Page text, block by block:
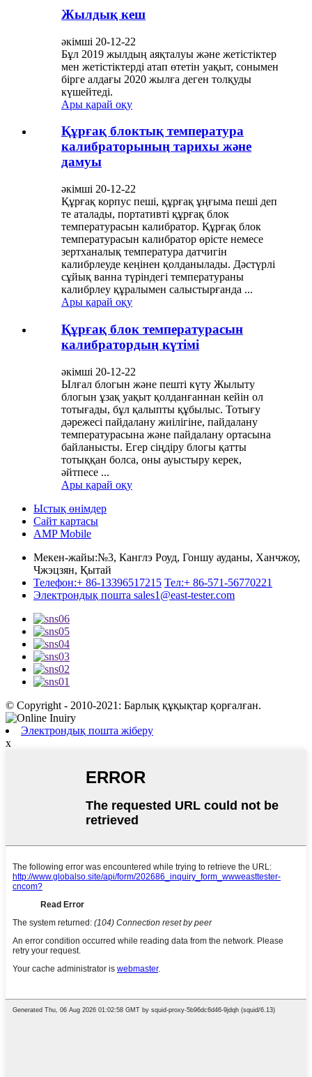
Жылдық кеш
әкімші 20-12-22
Бұл 2019 жылдың аяқталуы және жетістіктер
мен жетістіктерді атап өтетін уақыт, сонымен
бірге алдағы 2020 жылға деген толқуды
күшейтеді.
Ары қарай оқу
Құрғақ блоктық температура
калибраторының тарихы және
дамуы
әкімші 20-12-22
Құрғақ корпус пеші, құрғақ ұңғыма пеші деп
те аталады, портативті құрғақ блок
температурасын калибратор. Құрғақ блок
температурасын калибратор өрісте немесе
зертханалық температура датчигін
калибрлеуде кеңінен қолданылады. Дәстүрлі
сұйық ванна түріндегі температураны
калибрлеу құралымен салыстырғанда ...
Ары қарай оқу
Құрғақ блок температурасын
калибратордың күтімі
әкімші 20-12-22
Ылғал блогын және пешті күту Жылыту
блогын ұзақ уақыт қолданғаннан кейін ол
тотығады, бұл қалыпты құбылыс. Тотығу
дәрежесі пайдалану жиілігіне, пайдалану
температурасына және пайдалану ортасына
байланысты. Егер сіңдіру блогы қатты
тотыққан болса, оны ауыстыру керек,
әйтпесе ...
Ары қарай оқу
Ыстық өнімдер
Сайт картасы
AMP Mobile
Мекен-жайы:№3, Канглэ Роуд, Гоншу ауданы, Ханчжоу,
Чжэцзян, Қытай
Телефон:+ 86-13396517215 Тел:+ 86-571-56770221
Электрондық пошта sales1@east-tester.com
© Copyright - 2010-2021: Барлық құқықтар қорғалған.
Электрондық пошта жіберу
x